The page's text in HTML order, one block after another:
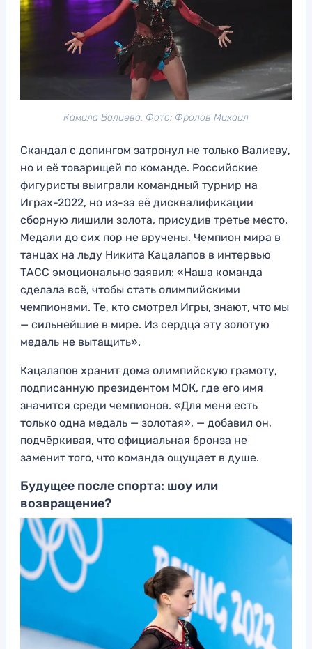
Камила Валиева. Фото: Фролов Михаил
Скандал с допингом затронул не только Валиеву,
но и её товарищей по команде. Российские
фигуристы выиграли командный турнир на
Играх-2022, но из-за её дисквалификации
сборную лишили золота, присудив третье место.
Медали до сих пор не вручены. Чемпион мира в
танцах на льду Никита Кацалапов в интервью
ТАСС эмоционально заявил: «Наша команда
сделала всё, чтобы стать олимпийскими
чемпионами. Те, кто смотрел Игры, знают, что мы
— сильнейшие в мире. Из сердца эту золотую
медаль не вытащить».
Кацалапов хранит дома олимпийскую грамоту,
подписанную президентом МОК, где его имя
значится среди чемпионов. «Для меня есть
только одна медаль — золотая», — добавил он,
подчёркивая, что официальная бронза не
заменит того, что команда ощущает в душе.
Будущее после спорта: шоу или
возвращение?